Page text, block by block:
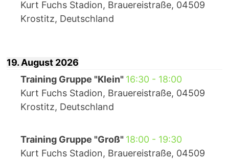
Kurt Fuchs Stadion, Brauereistraße, 04509
Krostitz, Deutschland
19. August 2026
Training Gruppe "Klein" 16:30- 18:00
Kurt Fuchs Stadion, Brauereistraße, 04509
Krostitz, Deutschland
Training Gruppe "Groß" 18:00- 19:30
Kurt Fuchs Stadion, Brauereistraße, 04509